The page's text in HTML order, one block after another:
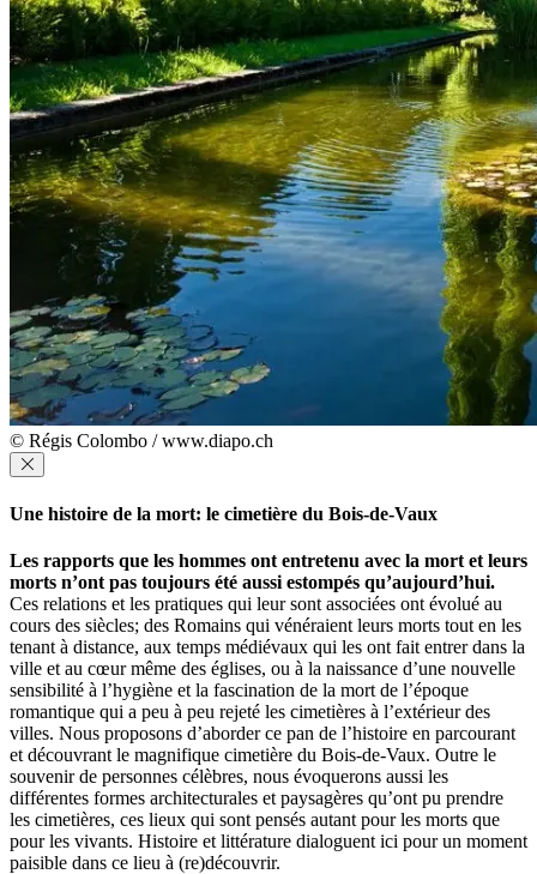
© Régis Colombo / www.diapo.ch
Une histoire de la mort: le cimetière du Bois-de-Vaux
Les rapports que les hommes ont entretenu avec la mort et leurs
morts n’ont pas toujours été aussi estompés qu’aujourd’hui.
Ces relations et les pratiques qui leur sont associées ont évolué au
cours des siècles; des Romains qui vénéraient leurs morts tout en les
tenant à distance, aux temps médiévaux qui les ont fait entrer dans la
ville et au cœur même des églises, ou à la naissance d’une nouvelle
sensibilité à l’hygiène et la fascination de la mort de l’époque
romantique qui a peu à peu rejeté les cimetières à l’extérieur des
villes. Nous proposons d’aborder ce pan de l’histoire en parcourant
et découvrant le magnifique cimetière du Bois-de-Vaux. Outre le
souvenir de personnes célèbres, nous évoquerons aussi les
différentes formes architecturales et paysagères qu’ont pu prendre
les cimetières, ces lieux qui sont pensés autant pour les morts que
pour les vivants. Histoire et littérature dialoguent ici pour un moment
paisible dans ce lieu à (re)découvrir.